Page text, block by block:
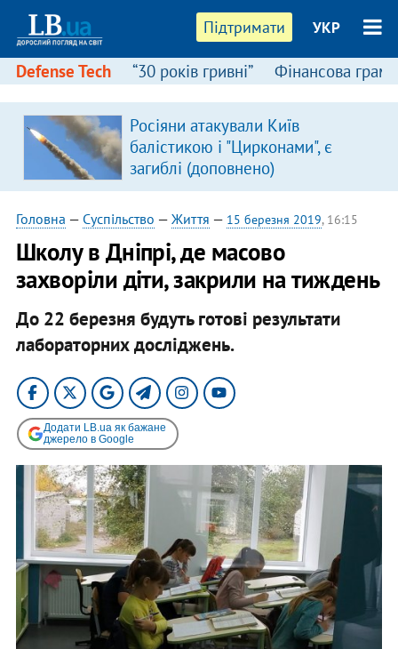
Підтримати УКР
Defense Tech “30 років гривні” Фінансова
Росіяни атакували Київ
балістикою і "Цирконами", є
загиблі (доповнено)
Головна — Суспільство — Життя — 15 березня 2019, 16:15
Школу в Дніпрі, де масово
захворіли діти, закрили на тиждень
До 22 березня будуть готові результати
лабораторних досліджень.
Додати LB.ua як бажане
джерело в Google